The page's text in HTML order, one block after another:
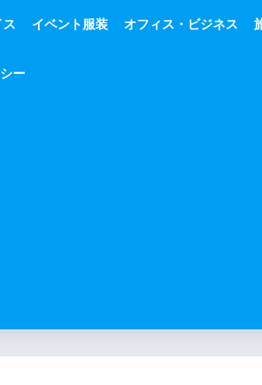
ス イベント服装 オフィス・ビジネス
ー